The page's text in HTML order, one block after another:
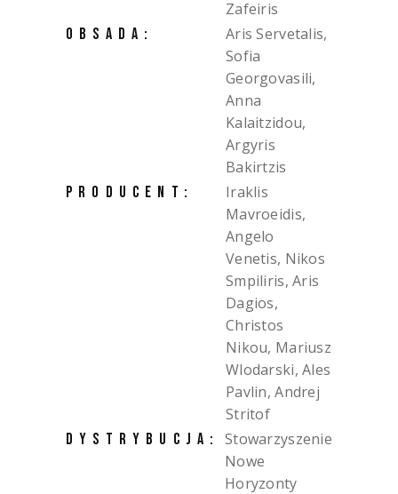
Zafeiris
OBSADA:
Aris Servetalis,
Sofia
Georgovasili,
Anna
Kalaitzidou,
Argyris
Bakirtzis
PRODUCENT:
Iraklis
Mavroeidis,
Angelo
Venetis, Nikos
Smpiliris, Aris
Dagios,
Christos
Nikou, Mariusz
Wlodarski, Ales
Pavlin, Andrej
Stritof
DYSTRYBUCJA:
Stowarzyszenie
Nowe
Horyzonty